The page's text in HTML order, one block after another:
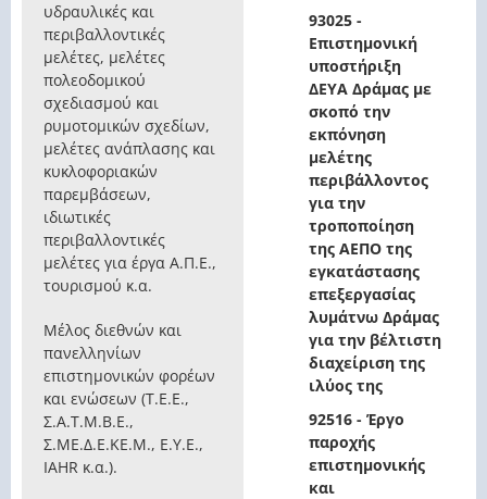
υδραυλικές και
περιβαλλοντικές
μελέτες, μελέτες
πολεοδομικού
σχεδιασμού και
ρυμοτομικών σχεδίων,
μελέτες ανάπλασης και
κυκλοφοριακών
παρεμβάσεων,
ιδιωτικές
περιβαλλοντικές
μελέτες για έργα Α.Π.Ε.,
τουρισμού κ.α.
Μέλος διεθνών και
πανελληνίων
επιστημονικών φορέων
και ενώσεων (Τ.Ε.Ε.,
Σ.Α.Τ.Μ.Β.Ε.,
Σ.ΜΕ.Δ.Ε.ΚΕ.Μ., Ε.Υ.Ε.,
IAHR κ.α.).
93025 -
Επιστημονική
υποστήριξη
ΔΕΥΑ Δράμας με
σκοπό την
εκπόνηση
μελέτης
περιβάλλοντος
για την
τροποποίηση
της ΑΕΠΟ της
εγκατάστασης
επεξεργασίας
λυμάτνω Δράμας
για την βέλτιστη
διαχείριση της
ιλύος της
92516 - Έργο
παροχής
επιστημονικής
και